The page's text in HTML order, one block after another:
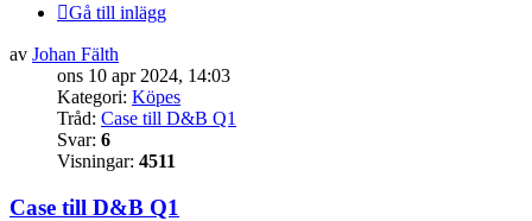
Gå till inlägg
av Johan Fälth
ons 10 apr 2024, 14:03
Kategori: Köpes
Tråd: Case till D&B Q1
Svar: 6
Visningar: 4511
Case till D&B Q1